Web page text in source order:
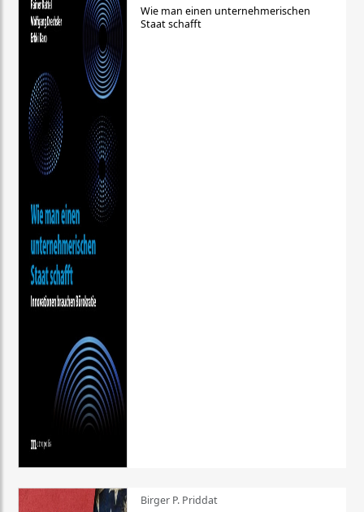
Wie man einen unternehmerischen
Staat schafft
Birger P. Priddat